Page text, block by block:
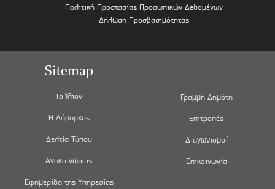
Πολιτική Προστασίας Προσωπικών Δεδομένων
Δήλωση Προσβασιμότητας
Sitemap
Το Ίλιον
Η Δήμαρχος
Δελτία Τύπου
Ανακοινώσεις
Εφημερίδα της Υπηρεσίας
Γραμμή Δημότη
Επιτροπές
Διαγωνισμοί
Επικοινωνία